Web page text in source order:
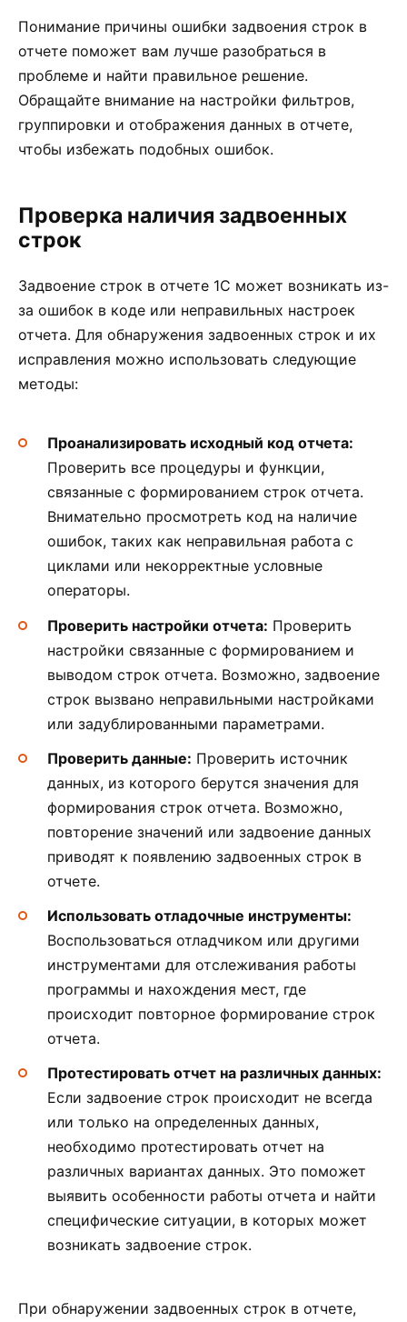
Понимание причины ошибки задвоения строк в
отчете поможет вам лучше разобраться в
проблеме и найти правильное решение.
Обращайте внимание на настройки фильтров,
группировки и отображения данных в отчете,
чтобы избежать подобных ошибок.
Проверка наличия задвоенных
строк
Задвоение строк в отчете 1С может возникать из-
за ошибок в коде или неправильных настроек
отчета. Для обнаружения задвоенных строк и их
исправления можно использовать следующие
методы:
Проанализировать исходный код отчета:
Проверить все процедуры и функции,
связанные с формированием строк отчета.
Внимательно просмотреть код на наличие
ошибок, таких как неправильная работа с
циклами или некорректные условные
операторы.
Проверить настройки отчета: Проверить
настройки связанные с формированием и
выводом строк отчета. Возможно, задвоение
строк вызвано неправильными настройками
или задублированными параметрами.
Проверить данные: Проверить источник
данных, из которого берутся значения для
формирования строк отчета. Возможно,
повторение значений или задвоение данных
приводят к появлению задвоенных строк в
отчете.
Использовать отладочные инструменты:
Воспользоваться отладчиком или другими
инструментами для отслеживания работы
программы и нахождения мест, где
происходит повторное формирование строк
отчета.
Протестировать отчет на различных данных:
Если задвоение строк происходит не всегда
или только на определенных данных,
необходимо протестировать отчет на
различных вариантах данных. Это поможет
выявить особенности работы отчета и найти
специфические ситуации, в которых может
возникать задвоение строк.
При обнаружении задвоенных строк в отчете,